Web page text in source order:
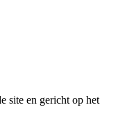
site en gericht op het